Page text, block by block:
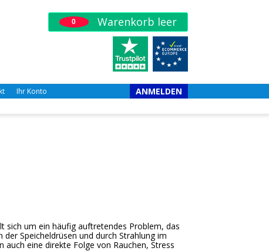
0 Warenkorb leer
Ihr Konto ANMELDEN
sich um ein häufig auftretendes Problem, das
Speicheldrüsen und durch Strahlung im
eine direkte Folge von Rauchen, Stress